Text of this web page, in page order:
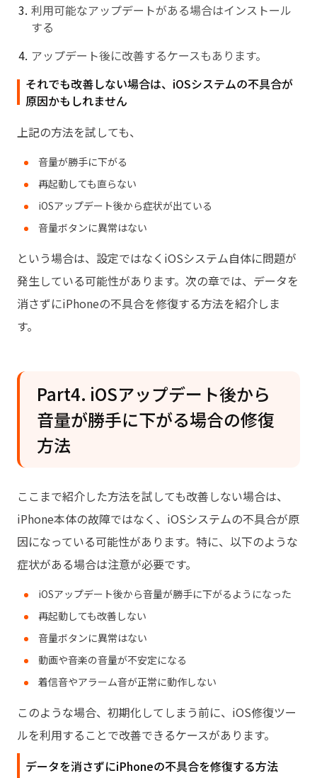
利用可能なアップデートがある場合はインストール
する
アップデート後に改善するケースもあります。
それでも改善しない場合は、iOSシステムの不具合が
原因かもしれません
上記の方法を試しても、
音量が勝手に下がる
再起動しても直らない
iOSアップデート後から症状が出ている
音量ボタンに異常はない
という場合は、設定ではなくiOSシステム自体に問題が
発生している可能性があります。次の章では、データを
消さずにiPhoneの不具合を修復する方法を紹介しま
す。
Part4. iOSアップデート後から
音量が勝手に下がる場合の修復
方法
ここまで紹介した方法を試しても改善しない場合は、
iPhone本体の故障ではなく、iOSシステムの不具合が原
因になっている可能性があります。特に、以下のような
症状がある場合は注意が必要です。
iOSアップデート後から音量が勝手に下がるようになった
再起動しても改善しない
音量ボタンに異常はない
動画や音楽の音量が不安定になる
着信音やアラーム音が正常に動作しない
このような場合、初期化してしまう前に、iOS修復ツー
ルを利用することで改善できるケースがあります。
データを消さずにiPhoneの不具合を修復する方法